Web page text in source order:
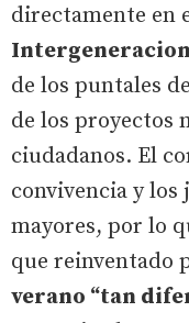
directamente en
de los puntales
de los proyectos
ciudadanos. El
convivencia y los
mayores, por lo
que reinventado
verano “tan